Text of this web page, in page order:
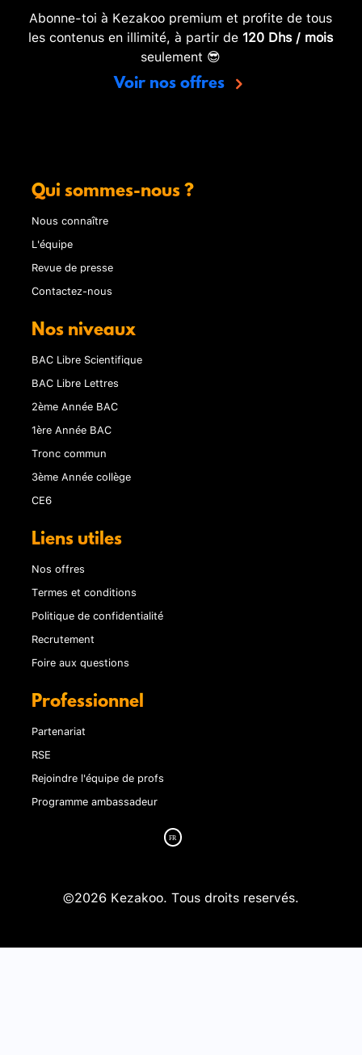
Abonne-toi à Kezakoo premium et profite de tous
les contenus en illimité, à partir de 120 Dhs / mois
seulement 😎
Voir nos offres
Qui sommes-nous ?
Nous connaître
L'équipe
Revue de presse
Contactez-nous
Nos niveaux
BAC Libre Scientifique
BAC Libre Lettres
2ème Année BAC
1ère Année BAC
Tronc commun
3ème Année collège
CE6
Liens utiles
Nos offres
Termes et conditions
Politique de confidentialité
Recrutement
Foire aux questions
Professionnel
Partenariat
RSE
Rejoindre l'équipe de profs
Programme ambassadeur
©2026 Kezakoo. Tous droits reservés.